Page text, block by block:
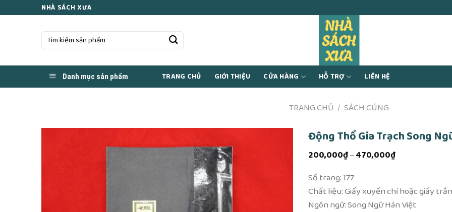
NHÀ SÁCH XƯA
Tìm
Danh mục sản phẩm TRANG CHỦ GIỚI THIỆU CỬA HÀNG HỖ TRỢ LIÊN HỆ
TRANG CHỦ / SÁCH CÚNG
Động Thổ Gia Trạch Song
200,000₫–470,000₫Khoảng
đến
470,000₫
Số trang: 177
Chất liệu: Giấy xuyến chỉ hoặc giấy
Ngôn ngữ: Song Ngữ Hán Việt